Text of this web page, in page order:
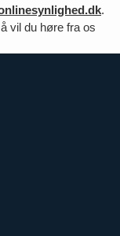
.
vil du høre fra os